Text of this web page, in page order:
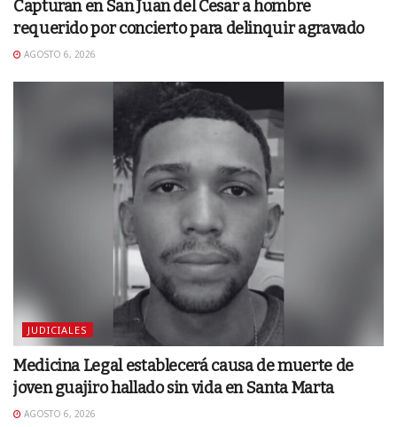
Capturan en San Juan del Cesar a hombre
requerido por concierto para delinquir agravado
AGOSTO 6, 2026
JUDICIALES
Medicina Legal establecerá causa de muerte de
joven guajiro hallado sin vida en Santa Marta
AGOSTO 6, 2026